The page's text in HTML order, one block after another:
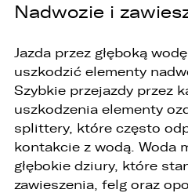
Nadwozie i
Jazda przez głęboką
uszkodzić elementy
Szybkie przejazdy przez
uszkodzenia elementy
splittery, które często
kontakcie z wodą. Woda
głębokie dziury, które
zawieszenia, felg oraz
swoich obowiązków
3. podmioty, którym
wykonanie czynności, z
konieczność
przetwarzające).
1. Państwa dane będą
Administratora przez
wymagają tego przepisy
cofnięcia wcześniej
zgody.